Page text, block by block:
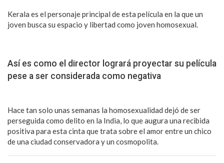
Kerala es el personaje principal de esta película en la que un
joven busca su espacio y libertad como joven homosexual.
Así es como el director logrará proyectar su película
pese a ser considerada como negativa
Hace tan solo unas semanas la homosexualidad dejó de ser
perseguida como delito en la India, lo que augura una recibida
positiva para esta cinta que trata sobre el amor entre un chico
de una ciudad conservadora y un cosmopolita.